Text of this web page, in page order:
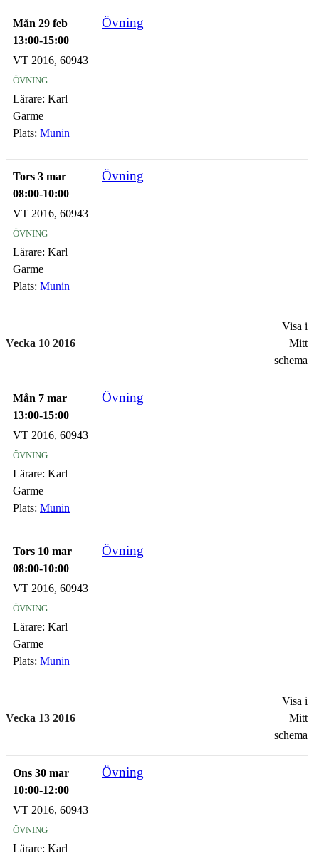
Mån 29 feb
13:00-15:00
Övning
VT 2016, 60943
övning
Lärare: Karl
Garme
Plats: Munin
Tors 3 mar
08:00-10:00
Övning
VT 2016, 60943
övning
Lärare: Karl
Garme
Plats: Munin
Vecka 10 2016
Visa i
Mitt
schema
Mån 7 mar
13:00-15:00
Övning
VT 2016, 60943
övning
Lärare: Karl
Garme
Plats: Munin
Tors 10 mar
08:00-10:00
Övning
VT 2016, 60943
övning
Lärare: Karl
Garme
Plats: Munin
Vecka 13 2016
Visa i
Mitt
schema
Ons 30 mar
10:00-12:00
Övning
VT 2016, 60943
övning
Lärare: Karl